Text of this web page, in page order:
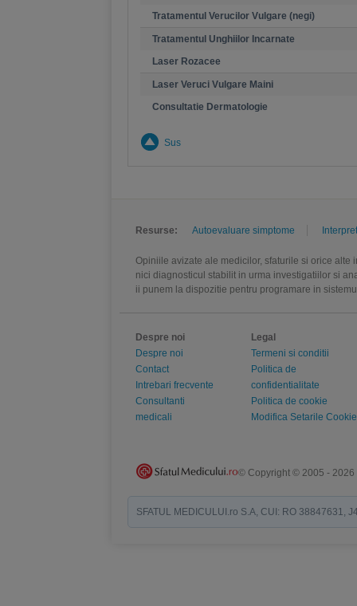
Tratamentul Verucilor Vulgare (negi)
Tratamentul Unghiilor Incarnate
Laser Rozacee
Laser Veruci Vulgare Maini
Consultatie Dermatologie
Sus
Resurse: Autoevaluare simptome
Opiniile avizate ale medicilor, sfaturile si orice
nici diagnosticul stabilit in urma investigatiilor si
ii punem la dispozitie pentru programare in
Despre noi
Despre noi
Contact
Intrebari frecvente
Consultanti
medicali
Legal
Termeni si conditii
Politica de
confidentialitate
Politica de cookie
Modifica Setarile Cookie
© Copyright © 2005 - 2026
SFATUL MEDICULUI.ro S.A, CUI: RO 38847631,